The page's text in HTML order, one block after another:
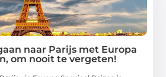
naar Parijs met Europa
om nooit te vergeten!